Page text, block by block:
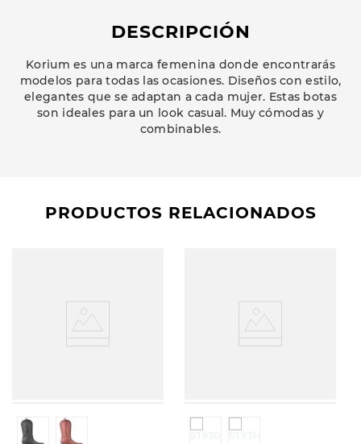
DESCRIPCIÓN
Korium es una marca femenina donde encontrarás
modelos para todas las ocasiones. Diseños con estilo,
elegantes que se adaptan a cada mujer. Estas botas
son ideales para un look casual. Muy cómodas y
combinables.
PRODUCTOS RELACIONADOS